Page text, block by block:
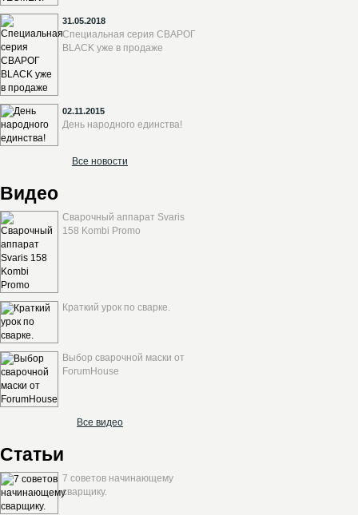
31.05.2018
Специальная серия СВАРОГ
BLACK уже в продаже
02.11.2015
День народного единства!
Все новости
Видео
Сварочный аппарат Svaris
158 Kombi Promo
Краткий урок по сварке.
Выбор сварочной маски от
ForumHouse
Все видео
Статьи
7 советов начинающему
сварщику.